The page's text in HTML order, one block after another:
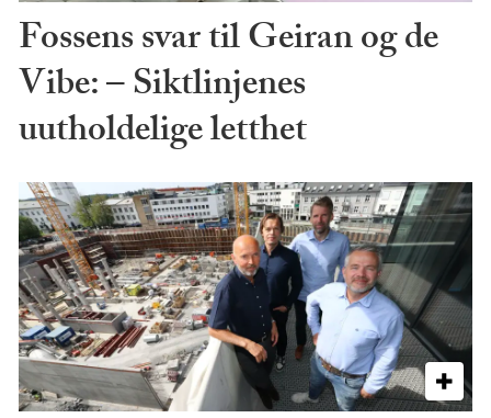
Fossens svar til Geiran og de
Vibe: – Siktlinjenes
uutholdelige letthet